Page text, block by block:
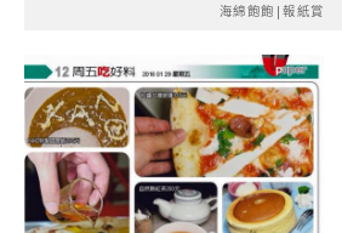
海綿飽飽|報紙賞